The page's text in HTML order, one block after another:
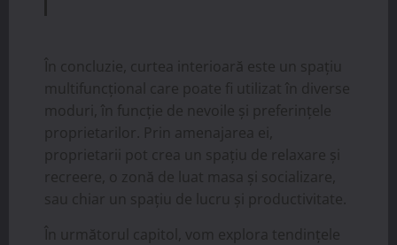
În concluzie, curtea interioară este un spațiu
multifuncțional care poate fi utilizat în diverse
moduri, în funcție de nevoile și preferințele
proprietarilor. Prin amenajarea ei,
proprietarii pot crea un spațiu de relaxare și
recreere, o zonă de luat masa și socializare,
sau chiar un spațiu de lucru și productivitate.
În următorul capitol, vom explora tendințele